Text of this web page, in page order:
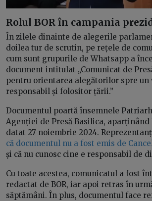
Rolul BOR în campania
În zilele dinainte de alegerile
doilea tur de scrutin, pe rețele de
cum sunt grupurile de Whatsapp a
document intitulat „Comunicat de
pentru orientarea alegătorilor spre un
responsabil și folositor țării.”
Documentul poartă însemnele
Agenției de Presă Basilica,
datat 27 noiembrie 2024.
că documentul nu a fost emis de
și că nu cunosc cine e responsabil de
Cu toate acestea, comunicatul a fost
redactat de BOR, iar apoi retras în
săptămâni. În plus, documentul face